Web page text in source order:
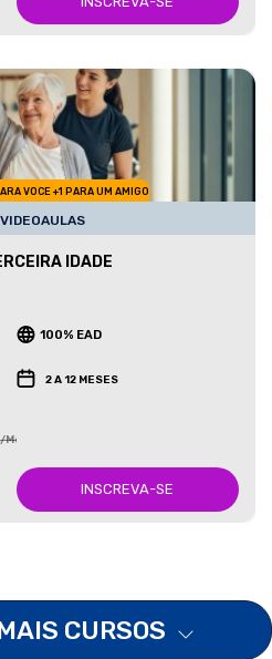
VOCE +1 PARA UM AMIGO
IDADE
100% EAD
2 A 12 MESES
INSCREVA-SE
CURSOS